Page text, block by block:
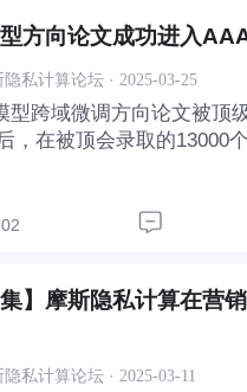
方向论文成功进入
隐私计算论坛· 2025-03-25
型跨域微调方向论文被顶
，在被顶会录取的13000
斯的代表分析了当
集】摩斯隐私计算在营
隐私计算论坛· 2025-03-11